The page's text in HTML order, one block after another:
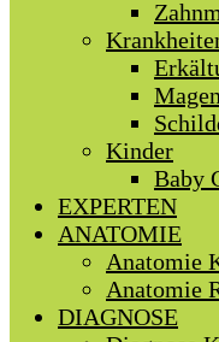
Kinder
Baby
EXPERTEN
ANATOMIE
Anatomie
Anatomie
DIAGNOSE